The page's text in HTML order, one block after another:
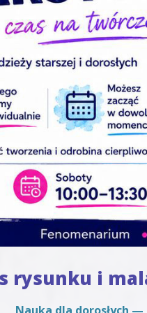
rysunku i